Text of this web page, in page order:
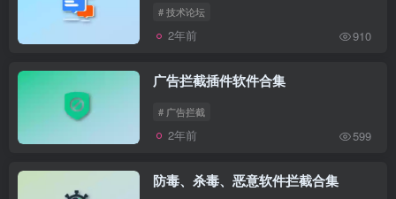
# 技术论坛
2年前 910
广告拦截插件软件合集
# 广告拦截
2年前 599
防毒、杀毒、恶意软件拦截合集